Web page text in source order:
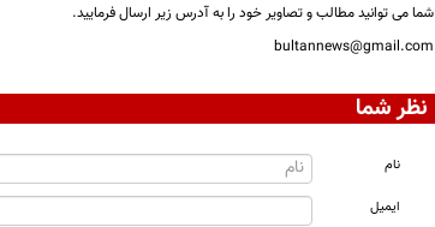
شما می توانید مطالب و تصاویر خود را به آدرس زیر ارسال فرمایید.
bultannews@gmail.com
نظر شما
نام
ایمیل